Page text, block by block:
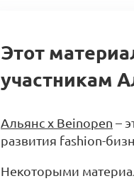
Этот
участникам
Альянс x Beinopen –
развития fashion-
Некоторыми